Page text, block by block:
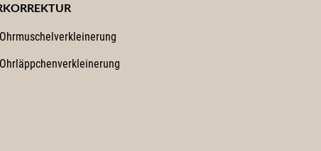
Ohrmuschelverkleinerung
Ohrläppchenverkleinerung